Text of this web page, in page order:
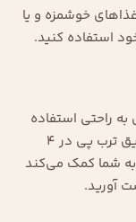
خوشمزه و یا
استفاده کنید.
به راحتی استفاده
کنید، می‌توانید آن را به صورت اقساطی از طریق ترب پی در ۴
به شما کمک می‌کند
آورید.